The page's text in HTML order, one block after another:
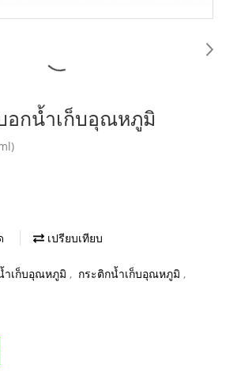
อกน้ำเก็บอุณหภูมิ
เปรียบเทียบ
ำเก็บอุณหภูมิ , กระติกน้ำเก็บอุณหภูมิ ,